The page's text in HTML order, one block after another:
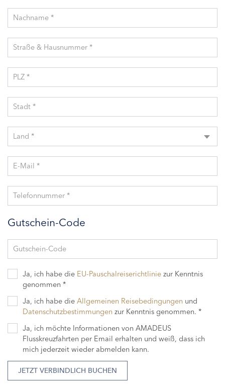
Nachname *
Straße & Hausnummer *
PLZ *
Stadt *
Land *
E-Mail *
Telefonnummer *
Gutschein-Code
Gutschein-Code
Ja, ich habe die EU-Pauschalreiserichtlinie zur Kenntnis
genommen *
Ja, ich habe die Allgemeinen Reisebedingungen und
Datenschutzbestimmungen zur Kenntnis genommen. *
Ja, ich möchte Informationen von AMADEUS
Flusskreuzfahrten per Email erhalten und weiß, dass ich
mich jederzeit wieder abmelden kann.
JETZT VERBINDLICH BUCHEN